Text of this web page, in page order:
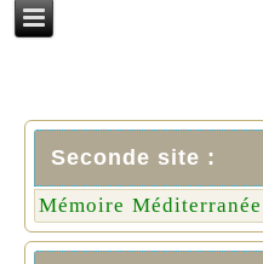
Seconde site :
Mémoire Méditerranée